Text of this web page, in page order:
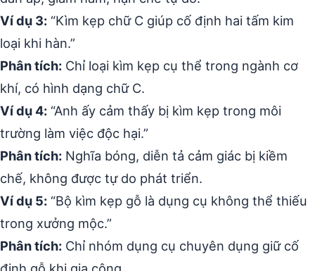
Ví dụ 3: “Kìm kẹp chữ C giúp cố định hai tấm kim
loại khi hàn.”
Phân tích: Chỉ loại kìm kẹp cụ thể trong ngành cơ
khí, có hình dạng chữ C.
Ví dụ 4: “Anh ấy cảm thấy bị kìm kẹp trong môi
trường làm việc độc hại.”
Phân tích: Nghĩa bóng, diễn tả cảm giác bị kiềm
chế, không được tự do phát triển.
Ví dụ 5: “Bộ kìm kẹp gỗ là dụng cụ không thể thiếu
trong xưởng mộc.”
Phân tích: Chỉ nhóm dụng cụ chuyên dụng giữ cố